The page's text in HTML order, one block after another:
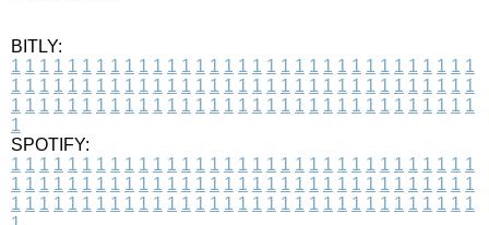
BITLY:
1 1 1 1 1 1 1 1 1 1 1 1 1 1 1 1 1 1 1 1 1 1 1 1 1 1 1 1 1 1 1 1 1
1 1 1 1 1 1 1 1 1 1 1 1 1 1 1 1 1 1 1 1 1 1 1 1 1 1 1 1 1 1 1 1 1
1 1 1 1 1 1 1 1 1 1 1 1 1 1 1 1 1 1 1 1 1 1 1 1 1 1 1 1 1 1 1 1 1
1
SPOTIFY:
1 1 1 1 1 1 1 1 1 1 1 1 1 1 1 1 1 1 1 1 1 1 1 1 1 1 1 1 1 1 1 1 1
1 1 1 1 1 1 1 1 1 1 1 1 1 1 1 1 1 1 1 1 1 1 1 1 1 1 1 1 1 1 1 1 1
1 1 1 1 1 1 1 1 1 1 1 1 1 1 1 1 1 1 1 1 1 1 1 1 1 1 1 1 1 1 1 1 1